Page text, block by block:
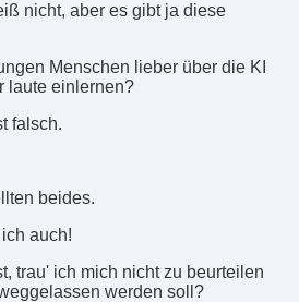
nicht, aber es gibt ja diese
Menschen lieber über die KI
laute einlernen?
falsch.
beides.
auch!
trau' ich mich nicht zu beurteilen
werden soll?